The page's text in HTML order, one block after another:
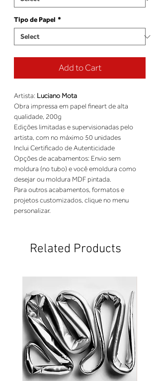
Tipo de Papel *
Add to Cart
Artista: Luciano Mota
Obra impressa em papel fineart de alta
qualidade, 200g
Edições limitadas e supervisionadas pelo
artista, com no máximo 50 unidades
Inclui Certificado de Autenticidade
Opções de acabamentos: Envio sem
moldura (no tubo) e você emoldura como
desejar ou moldura MDF pintada.
Para outros acabamentos, formatos e
projetos customizados, clique no menu
personalizar.
Related Products